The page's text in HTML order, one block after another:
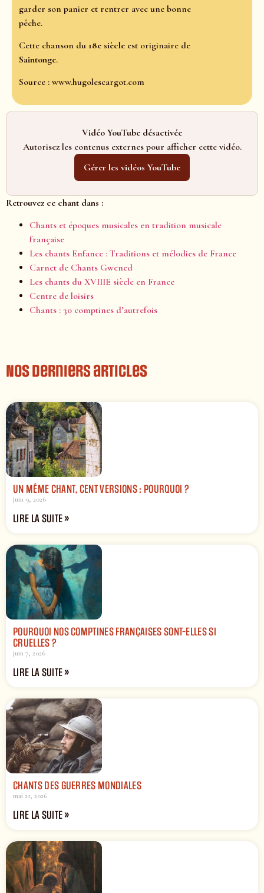
garder son panier et rentrer avec une bonne
pêche.
Cette chanson du 18e siècle est originaire de
Saintonge.
Source : www.hugolescargot.com
Vidéo YouTube désactivée
Autorisez les contenus externes pour afficher cette vidéo.
Gérer les vidéos YouTube
Retrouvez ce chant dans :
Chants et époques musicales en tradition musicale
française
Les chants Enfance : Traditions et mélodies de France
Carnet de Chants Gwened
Les chants du XVIIIE siècle en France
Centre de loisirs
Chants : 30 comptines d’autrefois
Nos derniers articles
UN MÊME CHANT, CENT VERSIONS : POURQUOI ?
juin 9, 2026
LIRE LA SUITE »
POURQUOI NOS COMPTINES FRANÇAISES SONT-ELLES SI
CRUELLES ?
juin 7, 2026
LIRE LA SUITE »
CHANTS DES GUERRES MONDIALES
mai 21, 2026
LIRE LA SUITE »